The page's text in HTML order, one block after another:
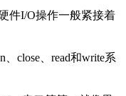
件I/O操作一般紧接着
close、read和write系